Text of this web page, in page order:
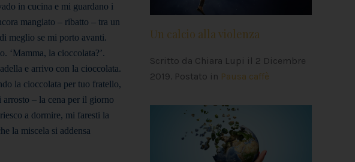
in cucina e mi guardano i
mangiato – ribatto – tra un
meglio se mi porto avanti.
‘Mamma, la cioccolata?’.
e arrivo con la cioccolata.
la cioccolata per tuo fratello,
– la cena per il giorno
a dormire, mi faresti la
la miscela si addensa
Un calcio alla violenza
Scritto da Chiara Lupi il 2 Dicembre
2019. Postato in Pausa caffè